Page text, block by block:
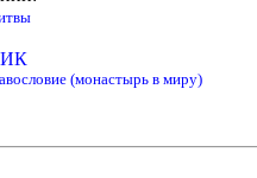
(монастырь в миру)